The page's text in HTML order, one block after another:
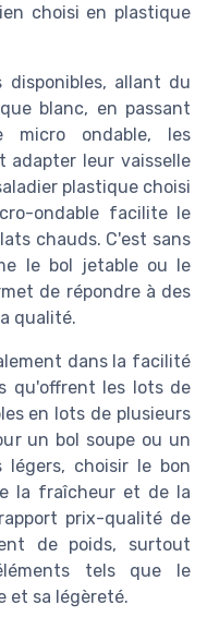
choisi en plastique
allant du
blanc, en passant
ondable, les
adapter leur vaisselle
plastique choisi
ondable facilite le
chauds. C'est sans
le bol jetable ou le
de répondre à des
qualité.
dans la facilité
qu'offrent les lots de
en lots de plusieurs
un bol soupe ou un
choisir le bon
la fraîcheur et de la
prix-qualité de
de poids, surtout
tels que le
et sa légèreté.